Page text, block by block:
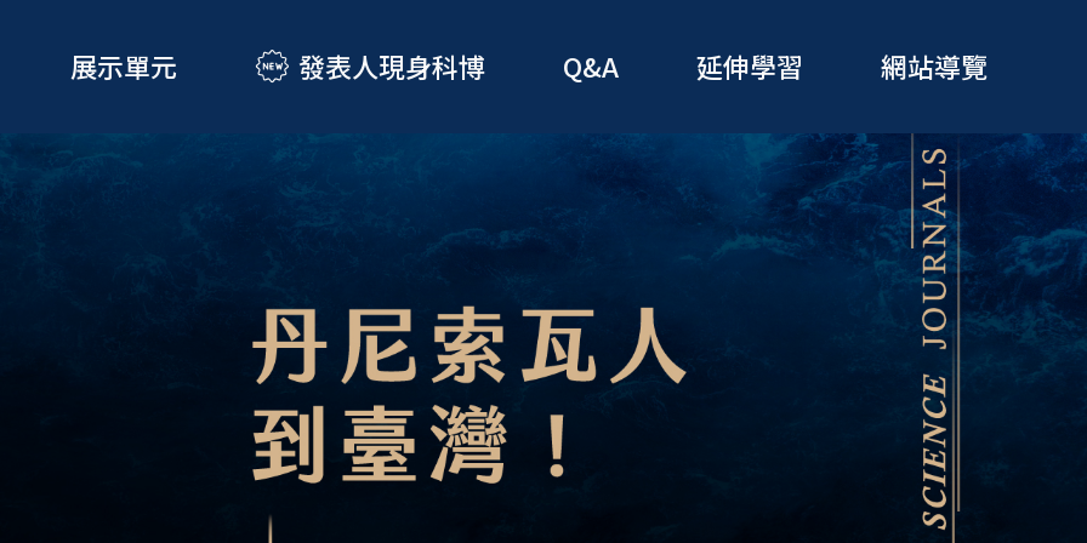
展示單元 發表人現身科博 Q&A 延伸學習 網站導覽